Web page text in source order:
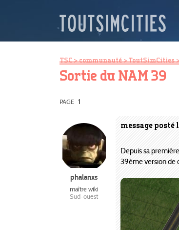
TSC>communauté>ToutSimCities
Sortie du NAM 39
PAGE 1
message posté
phalanxs
maître wiki
Sud-ouest
Depuis sa
39ème version de